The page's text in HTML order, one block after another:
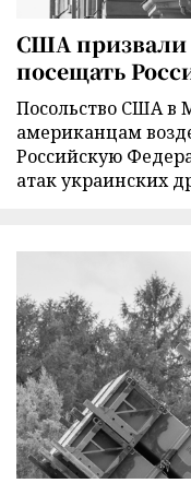
США призвали
посещать
Посольство США в
американцам
Российскую
атак украинских